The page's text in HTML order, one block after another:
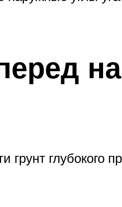
глубокого